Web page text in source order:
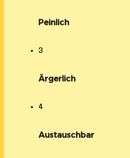
Peinlich
3
Ärgerlich
4
Austauschbar